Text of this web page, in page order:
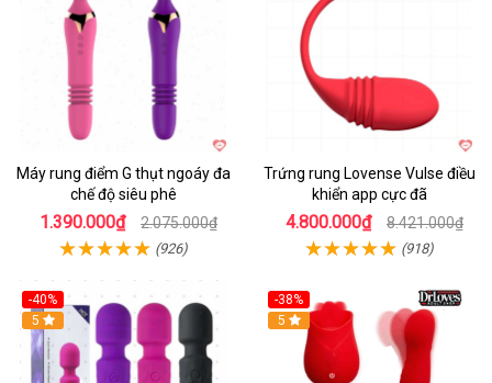
Máy rung điểm G thụt ngoáy đa
chế độ siêu phê
1.390.000₫ 2.075.000₫
(926)
Trứng rung Lovense Vulse điều
khiển app cực đã
4.800.000₫ 8.421.000₫
(918)
-40%
5
-38%
Hot
5